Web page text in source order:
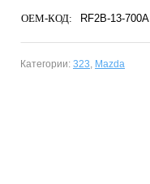
OEM-КОД: RF2B-13-700A
Категории: 323, Mazda